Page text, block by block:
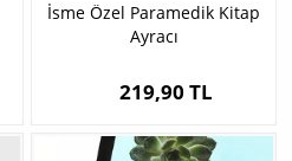
İsme Özel Paramedik Kitap
Ayracı
219,90 TL